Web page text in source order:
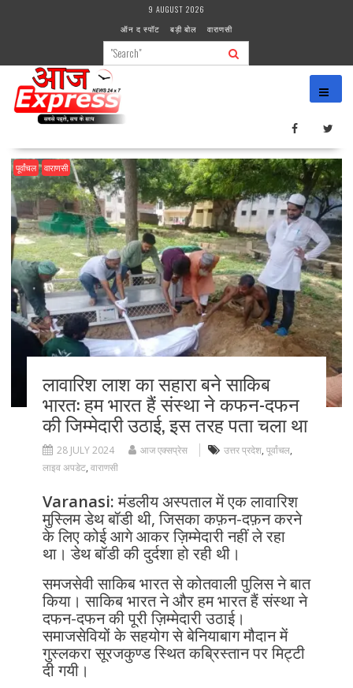
9 AUGUST 2026
ऑन द स्पॉट
बड़ी बोल वाराणसी
पूर्वांचल वाराणसी
लावारिश लाश का सहारा बने साकिब
भारत: हम भारत हैं संस्था ने कफन-दफन
की जिम्मेदारी उठाई, इस तरह पता चला था
28 JULY 2024 आज एक्सप्रेस उत्तर प्रदेश, पूर्वांचल,
लाइव अपडेट, वाराणसी
Varanasi:मंडलीय अस्पताल में एक लावारिश
मुस्लिम डेथ बॉडी थी, जिसका कफ़न-दफ़न करने
के लिए कोई आगे आकर ज़िम्मेदारी नहीं ले रहा
था। डेथ बॉडी की दुर्दशा हो रही थी।
समजसेवी साकिब भारत से कोतवाली पुलिस ने बात
किया। साकिब भारत ने और हम भारत हैं संस्था ने
दफन-दफन की पूरी ज़िम्मेदारी उठाई।
समाजसेवियों के सहयोग से बेनियाबाग मौदान में
गुस्लकरा सूरजकुण्ड स्थित कब्रिस्तान पर मिट्टी
दी गयी।